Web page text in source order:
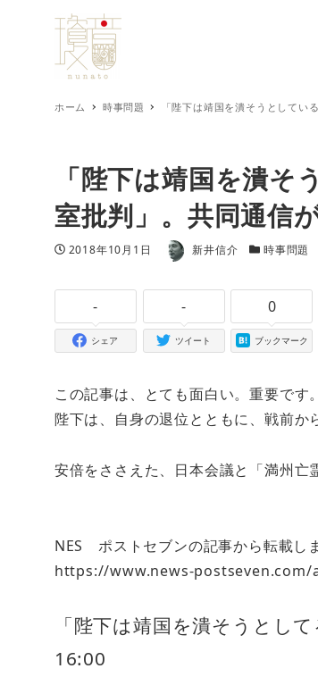
ホーム 時事問題 「陛下は靖国を潰そうとしてい
「陛下は靖国を潰
室批判」。共同通信
投稿日
2018年10月1日 著者 新井信介 カテゴリー
時事問題
-
シェア
-
ツイート
0
ブックマーク
この記事は、とても面白い。重要です。
陛下は、自身の退位とともに、戦前か
安倍をささえた、日本会議と「満州亡
NES ポストセブンの記事から転載しま
https://www.news-postseven.com/
「陛下は靖国を潰そうと
16:00